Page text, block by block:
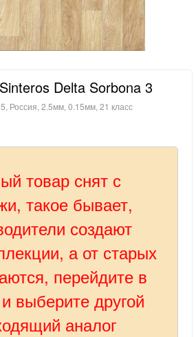
Delta Sorbona 3
Россия, 2.5мм, 0.15мм, 21 класс
товар снят с
такое бывает,
создают
а от старых
перейдите в
и выберите другой
аналог